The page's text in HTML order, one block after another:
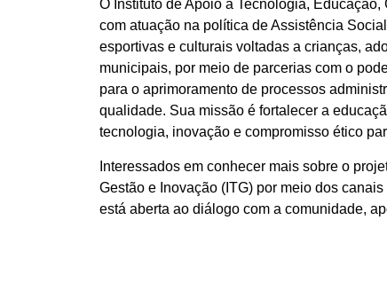
O Instituto de Apoio à Tecnologia,
com atuação na política de Assistência
esportivas e culturais voltadas a crianças,
municipais, por meio de parcerias com o
para o aprimoramento de processos
qualidade. Sua missão é fortalecer a
tecnologia, inovação e compromisso ético
Interessados em conhecer mais sobre o
Gestão e Inovação (ITG) por meio dos
está aberta ao diálogo com a comunidade,